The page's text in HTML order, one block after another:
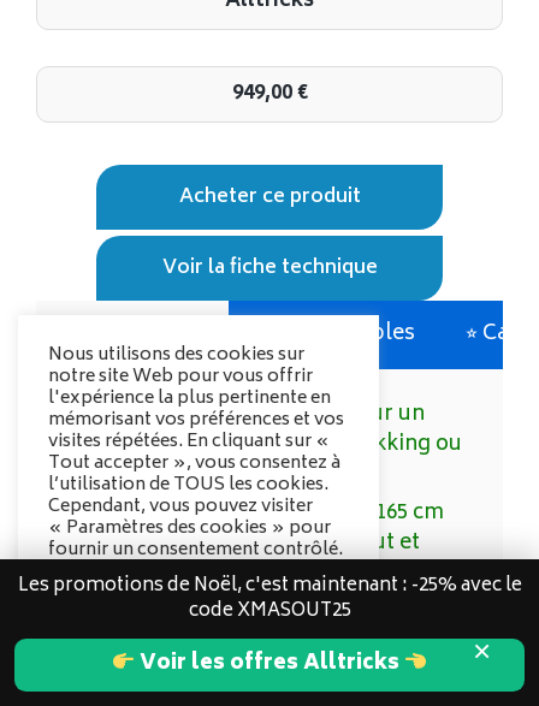
949,00€
Acheter ce produit
Voir la fiche technique
X Points faibles ⭐︎
Légèreté optimale pour un
transport facile en trekking ou
cyclotourisme
Hauteur intérieure de 165 cm
pour se changer debout et
cuisiner confortablement
Montage rapide et facile, même
sous la pluie
Excellente aération avec
Nous utilisons des cookies sur
notre site Web pour vous offrir
l'expérience la plus pertinente en
mémorisant vos préférences et vos
visites répétées. En cliquant sur «
Tout accepter », vous consentez à
l’utilisation de TOUS les cookies.
Cependant, vous pouvez visiter
« Paramètres des cookies » pour
fournir un consentement contrôlé.
Options des cookies
Tout accepter
Les promotions de Noël, c'est maintenant : -25% avec le
code XMASOUT25
Voir les offres Alltricks ×